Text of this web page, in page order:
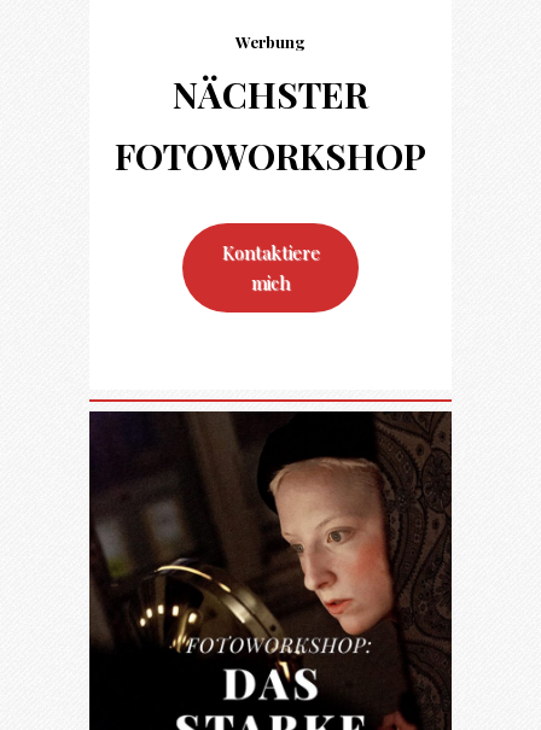
Werbung
NÄCHSTER
FOTOWORKSHOP
Kontaktiere
mich